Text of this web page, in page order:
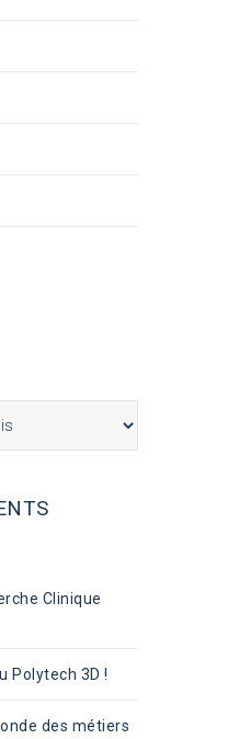
Clinique
Polytech 3D !
des métiers